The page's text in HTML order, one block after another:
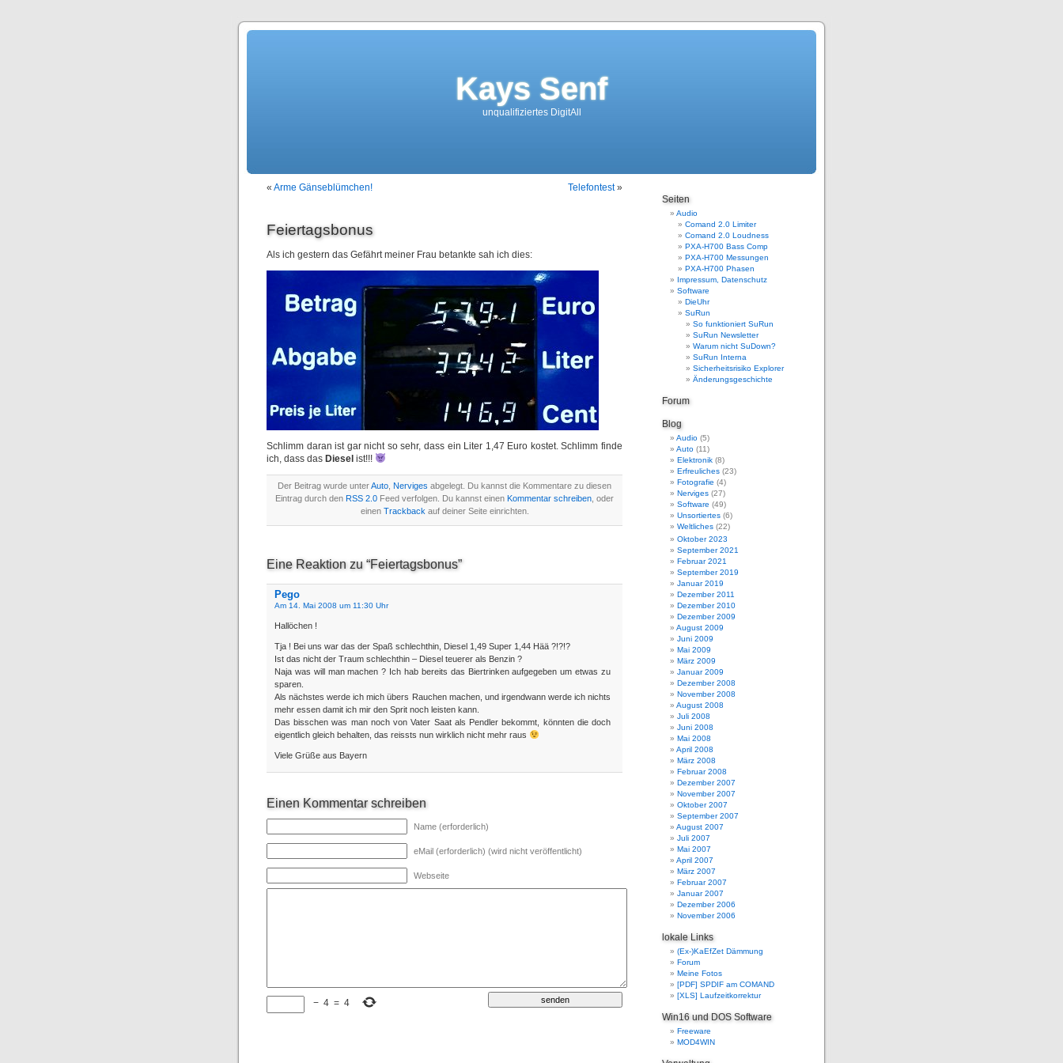
Kays Senf
unqualifiziertes DigitAll
« Arme Gänseblümchen! Telefontest»
Feiertagsbonus
Als ich gestern das Gefährt meiner Frau betankte sah ich dies:
Schlimm daran ist gar nicht so sehr, dass ein Liter 1,47 Euro kostet. Schlimm finde
ich, dass das Diesel ist!!!
Der Beitrag wurde unterAuto Nerviges abgelegt. Du kannst die Kommentare zu diesen
Eintrag durch den RSS 2.0 Feed verfolgen. Du kannst einen Kommentar schreiben , oder
einen Trackback auf deiner Seite einrichten.
Eine Reaktion zu “Feiertagsbonus”
Pego
Am 14. Mai 2008 um 11:30 Uhr
Hallöchen !
Tja ! Bei uns war das der Spaß schlechthin, Diesel 1,49 Super 1,44 Hää ?!?!?
Ist das nicht der Traum schlechthin – Diesel teuerer als Benzin ?
Naja was will man machen ? Ich hab bereits das Biertrinken aufgegeben um etwas zu
sparen.
Als nächstes werde ich mich übers Rauchen machen, und irgendwann werde ich nichts
mehr essen damit ich mir den Sprit noch leisten kann.
Das bisschen was man noch von Vater Saat als Pendler bekommt, könnten die doch
eigentlich gleich behalten, das reissts nun wirklich nicht mehr raus
Viele Grüße aus Bayern
Einen Kommentar schreiben
Name (erforderlich)
eMail (erforderlich) (wird nicht veröffentlicht)
Webseite
− 4 = 4
Seiten
Audio
Comand 2.0 Limiter
Comand 2.0 Loudness
PXA-H700 Bass Comp
PXA-H700 Messungen
PXA-H700 Phasen
Impressum, Datenschutz
Software
DieUhr
SuRun
So funktioniert SuRun
SuRun Newsletter
Warum nicht SuDown?
SuRun Interna
Sicherheitsrisiko Explorer
Änderungsgeschichte
Forum
Blog
Audio (5)
Auto (11)
Elektronik (8)
Erfreuliches (23)
Fotografie (4)
Nerviges (27)
Software (49)
Unsortiertes (6)
Weltliches (22)
Oktober 2023
September 2021
Februar 2021
September 2019
Januar 2019
Dezember 2011
Dezember 2010
Dezember 2009
August 2009
Juni 2009
Mai 2009
März 2009
Januar 2009
Dezember 2008
November 2008
August 2008
Juli 2008
Juni 2008
Mai 2008
April 2008
März 2008
Februar 2008
Dezember 2007
November 2007
Oktober 2007
September 2007
August 2007
Juli 2007
Mai 2007
April 2007
März 2007
Februar 2007
Januar 2007
Dezember 2006
November 2006
lokale Links
(Ex-)KaEfZet Dämmung
Forum
Meine Fotos
[PDF] SPDIF am COMAND
[XLS] Laufzeitkorrektur
Win16 und DOS Software
Freeware
MOD4WIN